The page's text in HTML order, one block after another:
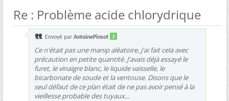
Re : Problème acide chlorydrique
Envoyé par AntoinePinsot
Ce n'était pas une manip aléatoire, j'ai fait cela avec
précaution en petite quantité. J'avais déjà essayé le
furet, le vinaigre blanc, le liquide vaisselle, le
bicarbonate de soude et la ventouse. Disons que le
seul défaut de ce plan était de ne pas avoir pensé à la
vieillesse probable des tuyaux...